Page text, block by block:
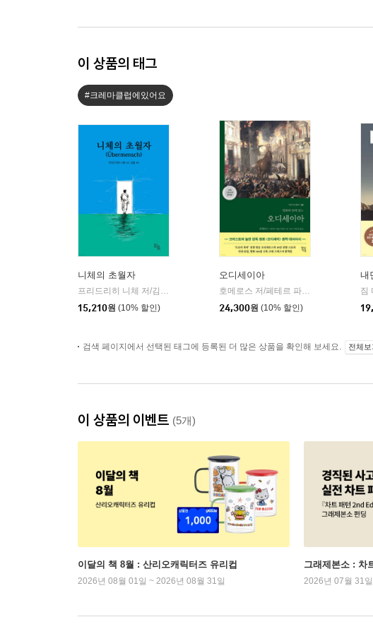
이 상품의 태그
#크레마클럽에있어요
니체의 초월자
프리드리히 니체 저/김철 편역
15,210원 (10% 할인)
오디세이아
호메로스 저/페테르 파울 루벤스 그림/박문재 역
24,300원 (10% 할인)
내
짐
검색 페이지에서 선택된 태그에 등록된 더 많은 상품을 확인해 보세요. 전체보
이 상품의 이벤트 (5개)
이달의 책 8월 : 산리오캐릭터즈 유리컵
2026년 08월 01일 ~ 2026년 08월 31일
그래제본소 : 차
2026년 07월 31